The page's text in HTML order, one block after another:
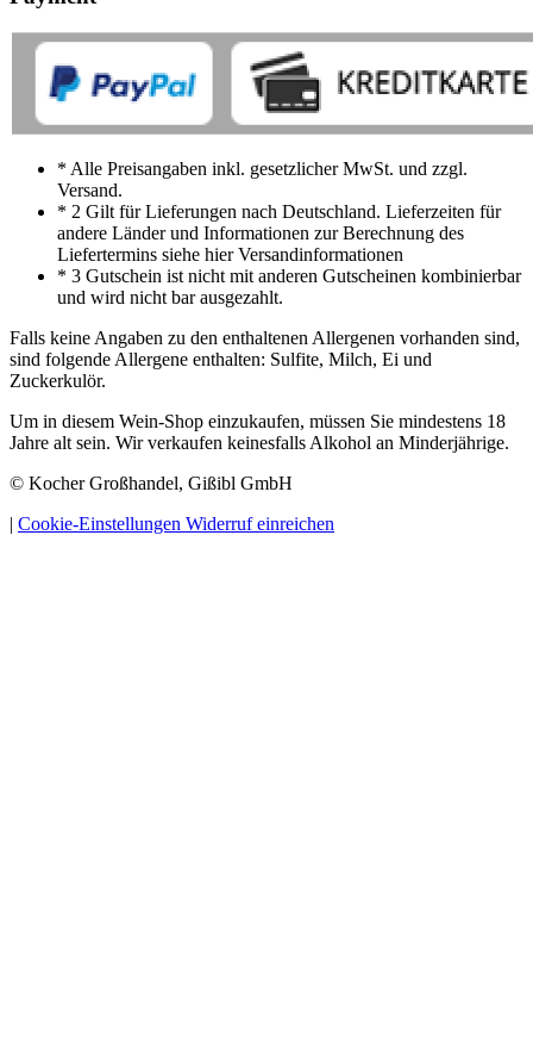
* Alle Preisangaben inkl. gesetzlicher MwSt. und zzgl.
Versand.
* 2 Gilt für Lieferungen nach Deutschland. Lieferzeiten für
andere Länder und Informationen zur Berechnung des
Liefertermins siehe hier Versandinformationen
* 3 Gutschein ist nicht mit anderen Gutscheinen kombinierbar
und wird nicht bar ausgezahlt.
Falls keine Angaben zu den enthaltenen Allergenen vorhanden sind,
sind folgende Allergene enthalten: Sulfite, Milch, Ei und
Zuckerkulör.
Um in diesem Wein-Shop einzukaufen, müssen Sie mindestens 18
Jahre alt sein. Wir verkaufen keinesfalls Alkohol an Minderjährige.
© Kocher Großhandel, Gißibl GmbH
| Cookie-Einstellungen Widerruf einreichen